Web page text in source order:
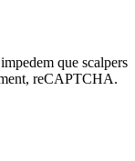
que scalpers
reCAPTCHA.